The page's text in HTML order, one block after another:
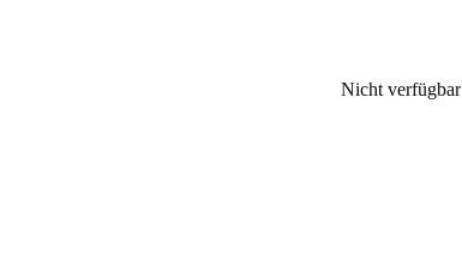
Nicht verfügbar